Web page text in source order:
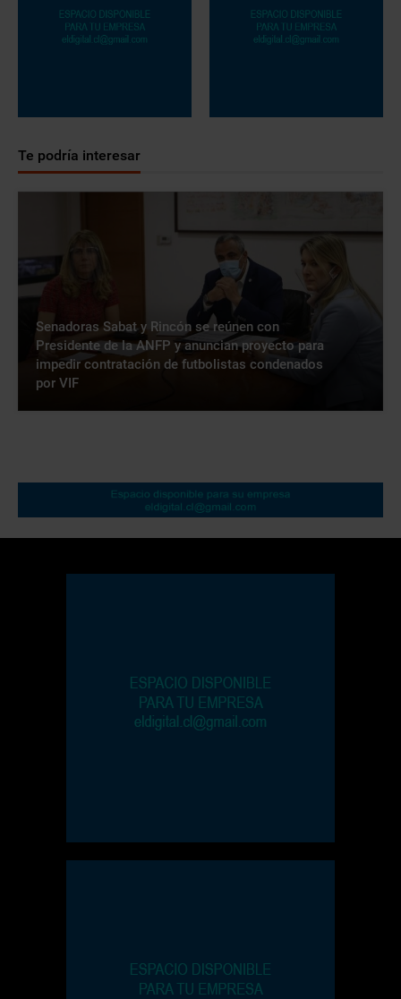
Te podría interesar
Senadoras Sabat y Rincón se reúnen con
Presidente de la ANFP y anuncian proyecto para
impedir contratación de futbolistas condenados
por VIF